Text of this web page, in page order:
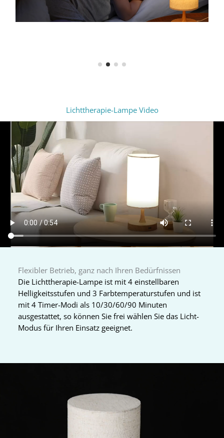
Lichttherapie-Lampe Video
Flexibler Betrieb, ganz nach Ihren Bedürfnissen
Die Lichttherapie-Lampe ist mit 4 einstellbaren
Helligkeitsstufen und 3 Farbtemperaturstufen und ist
mit 4 Timer-Modi als 10/30/60/90 Minuten
ausgestattet, so können Sie frei wählen Sie das Licht-
Modus für Ihren Einsatz geeignet.